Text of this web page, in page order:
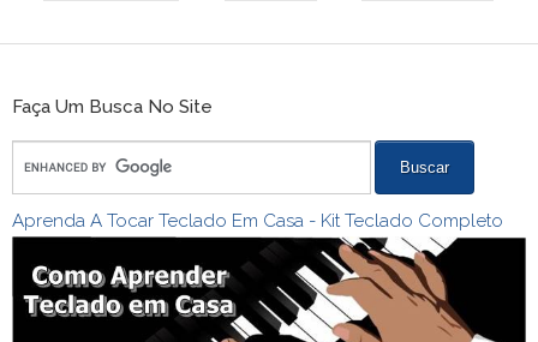
Faça Um Busca No Site
Aprenda A Tocar Teclado Em Casa - Kit Teclado Completo